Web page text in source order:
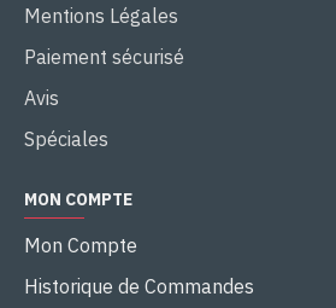
Mentions Légales
Paiement sécurisé
Avis
Spéciales
MON COMPTE
Mon Compte
Historique de Commandes